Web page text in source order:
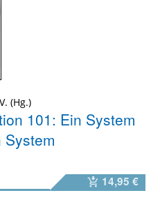
(Hg.)
101: Ein System
14,95 €